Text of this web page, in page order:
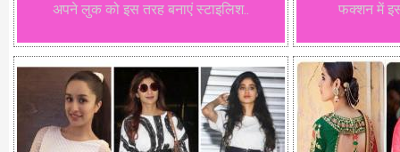
अपने लुक को इस तरह बनाएं स्टाइलिश.. फक्शन में